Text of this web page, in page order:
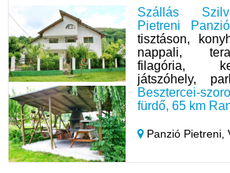
Szállás
Pietreni
tisztáson,
nappali,
filagória,
játszóhely,
Besztercei-
fürdő, 65 km
Panzió Pietreni,